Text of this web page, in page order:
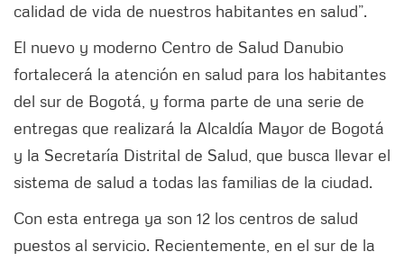
calidad de vida de nuestros habitantes en salud”.
El nuevo y moderno Centro de Salud Danubio
fortalecerá la atención en salud para los habitantes
del sur de Bogotá, y forma parte de una serie de
entregas que realizará la Alcaldía Mayor de Bogotá
y la Secretaría Distrital de Salud, que busca llevar el
sistema de salud a todas las familias de la ciudad.
Con esta entrega ya son 12 los centros de salud
puestos al servicio. Recientemente, en el sur de la